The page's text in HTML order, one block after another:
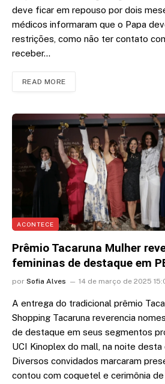
deve ficar em repouso por dois
médicos informaram que o Papa
restrições, como não ter contato
receber…
READ MORE
ACONTECE
Prêmio Tacaruna Mulher
femininas de destaque em
por Sofia Alves 14 de março de 2025
A entrega do tradicional prêmio
Shopping Tacaruna reverencia
de destaque em seus segmentos
UCI Kinoplex do mall, na noite desta
Diversos convidados marcaram
contou com coquetel e cerimônia